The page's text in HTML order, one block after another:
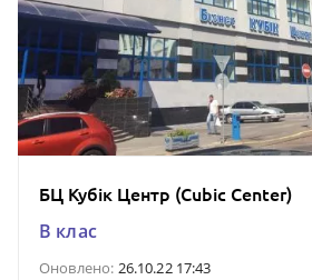
БЦ Кубік Центр (Cubic Center)
B клас
Оновлено: 26.10.22 17:43